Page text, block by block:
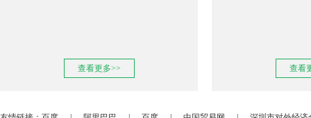
查看更多>> 查看